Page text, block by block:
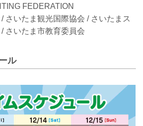
FEDERATION
/ さいたま観光国際協会 / さいたまス
さいたま市教育委員会
ル